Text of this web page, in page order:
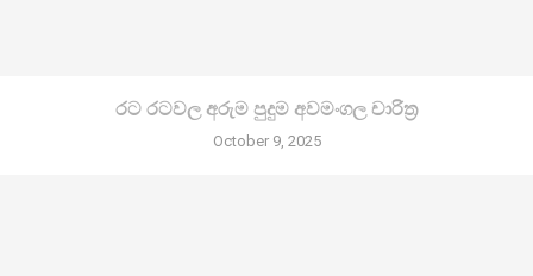
රට රටවල අරුම පුදුම අවමංගල චාරිත්‍ර
October 9, 2025